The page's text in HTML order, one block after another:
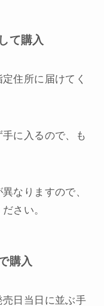
て購入
住所に届けてく
に入るので、も
なりますので、
さい。
購入
日当日に並ぶ手